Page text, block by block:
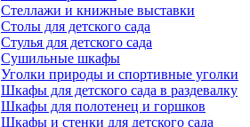
Стеллажи и книжные выставки
Столы для детского сада
Стулья для детского сада
Сушильные шкафы
Уголки природы и спортивные уголки
Шкафы для детского сада в раздевалку
Шкафы для полотенец и горшков
Шкафы и стенки для детского сада